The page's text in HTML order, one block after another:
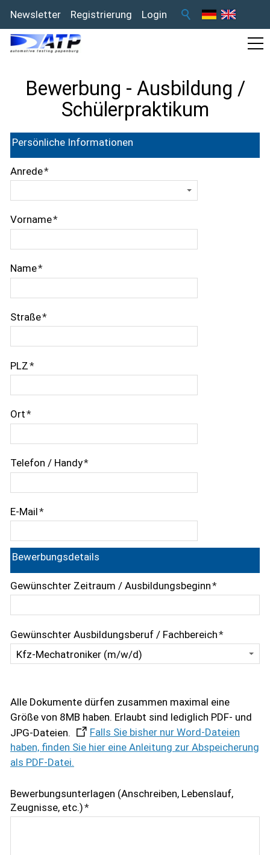
Newsletter Registrierung Login
Bewerbung - Ausbildung /
Schülerpraktikum
Persönliche Informationen
Anrede*
Vorname*
Name*
Straße*
PLZ*
Ort*
Telefon / Handy*
E-Mail*
Bewerbungsdetails
Gewünschter Zeitraum / Ausbildungsbeginn*
Gewünschter Ausbildungsberuf / Fachbereich*
Alle Dokumente dürfen zusammen maximal eine
Größe von 8MB haben. Erlaubt sind lediglich PDF- und
JPG-Dateien.
Falls Sie bisher nur Word-Dateien
haben, finden Sie hier eine Anleitung zur Abspeicherung
als PDF-Datei.
Bewerbungsunterlagen (Anschreiben, Lebenslauf,
Zeugnisse, etc.)*